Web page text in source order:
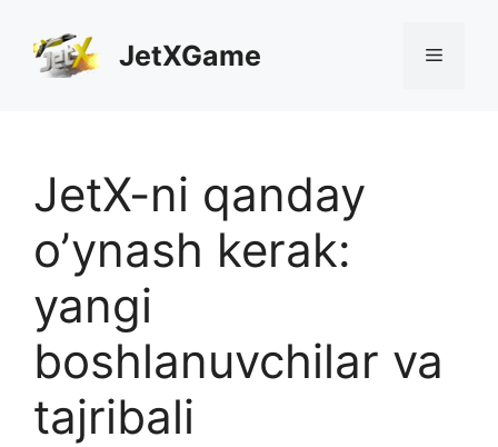
content
JetXGame Menu
JetX-ni qanday
o’ynash kerak:
yangi
boshlanuvchilar va
tajribali